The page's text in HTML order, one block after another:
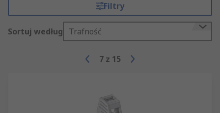
Filtry
Sortuj według Trafność
7 z 15